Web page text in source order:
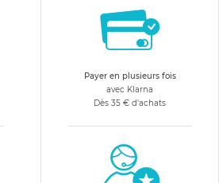
Payer en plusieurs fois
avec Klarna
Dès 35 € d'achats